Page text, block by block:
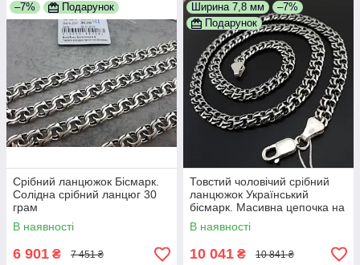
–7% Подарунок
Срібний ланцюжок Бісмарк.
Солідна срібний ланцюг 30
грам
В наявності
6 901 ₴ 7 451 ₴
Ширина 7,8 мм
–7%
Подарунок
Товстий чоловічий срібний
ланцюжок Український
бісмарк. Масивна цепочка на
шию срібло 925
В наявності
10 041 ₴ 10 841 ₴